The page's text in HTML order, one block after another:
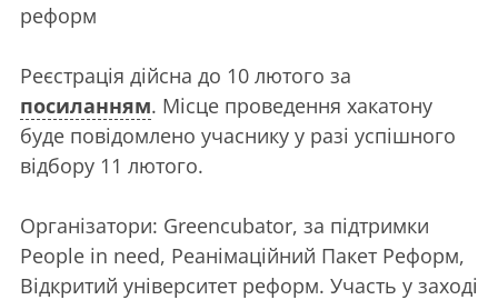
реформ
Реєстрація дійсна до 10 лютого за
посиланням. Місце проведення хакатону
буде повідомлено учаснику у разі успішного
відбору 11 лютого.
Організатори: Greencubator, за підтримки
People in need, Реанімаційний Пакет Реформ,
Відкритий університет реформ. Участь у заході